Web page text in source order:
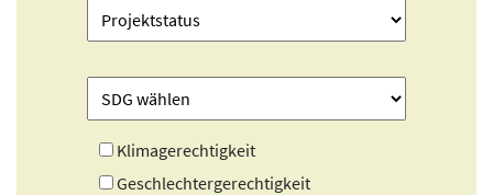
Klimagerechtigkeit
Geschlechtergerechtigkeit